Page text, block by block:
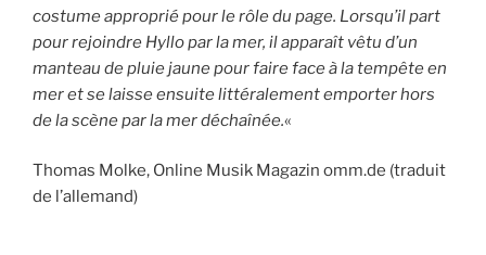
costume approprié pour le rôle du page. Lorsqu’il part
pour rejoindre Hyllo par la mer, il apparaît vêtu d’un
manteau de pluie jaune pour faire face à la tempête en
mer et se laisse ensuite littéralement emporter hors
de la scène par la mer déchaînée.«
Thomas Molke, Online Musik Magazin omm.de (traduit
de l’allemand)